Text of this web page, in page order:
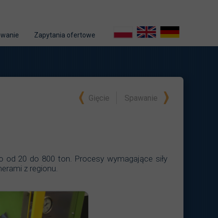
Zapytania ofertowe
Spawanie
Gięcie
od 20 do 800 ton. Procesy wymagające siły
z regionu.